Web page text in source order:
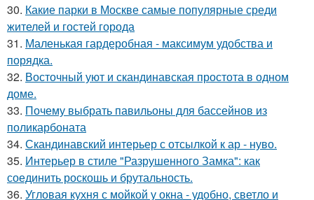
30. Какие парки в Москве самые популярные среди
жителей и гостей города
31. Маленькая гардеробная - максимум удобства и
порядка.
32. Восточный уют и скандинавская простота в одном
доме.
33. Почему выбрать павильоны для бассейнов из
поликарбоната
34. Скандинавский интерьер с отсылкой к ар - нуво.
35. Интерьер в стиле "Разрушенного Замка": как
соединить роскошь и брутальность.
36. Угловая кухня с мойкой у окна - удобно, светло и